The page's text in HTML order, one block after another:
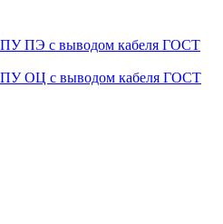
ПЭ с выводом кабеля ГОСТ
ОЦ с выводом кабеля ГОСТ